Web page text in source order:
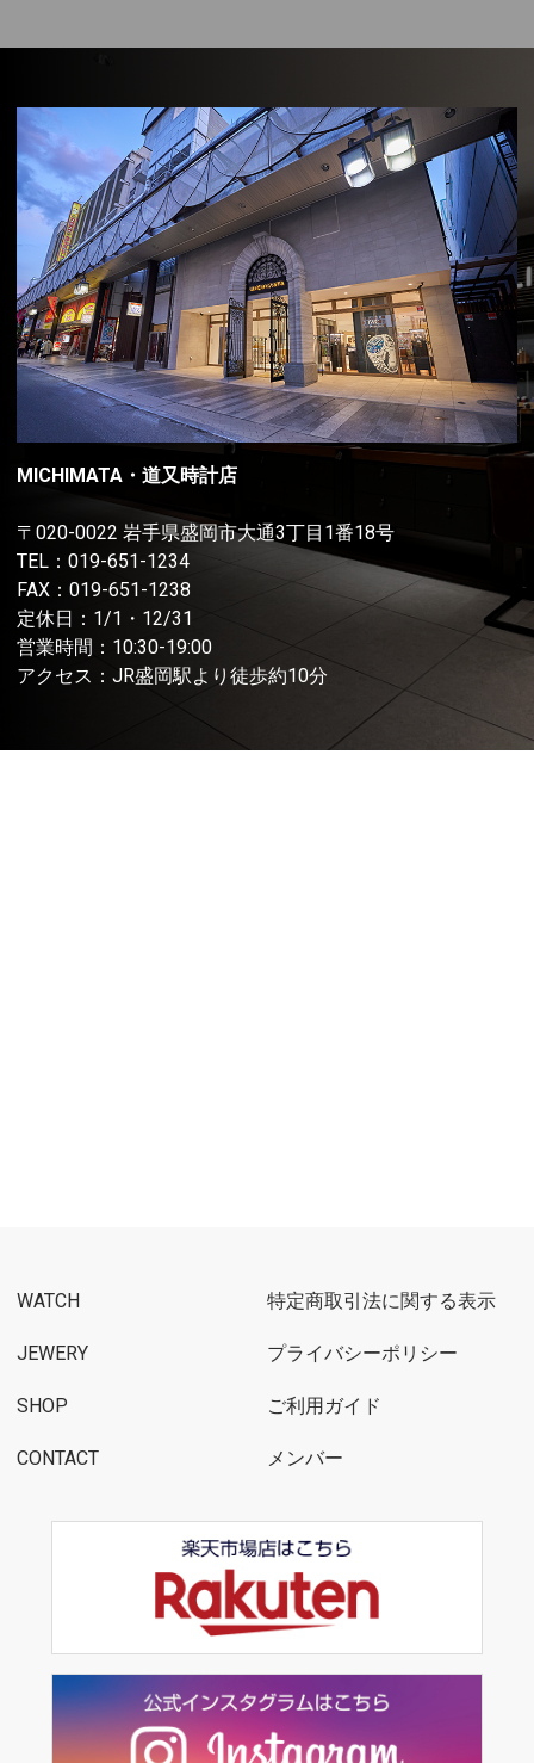
MICHIMATA・道又時計店
〒020-0022 岩手県盛岡市大通3丁目1番18号
TEL： 019-651-1234
FAX：019-651-1238
定休日：1/1・12/31
営業時間：10:30-19:00
アクセス：JR盛岡駅より徒歩約10分
WATCH
JEWERY
SHOP
CONTACT
特定商取引法に関する表示
プライバシーポリシー
ご利用ガイド
メンバー